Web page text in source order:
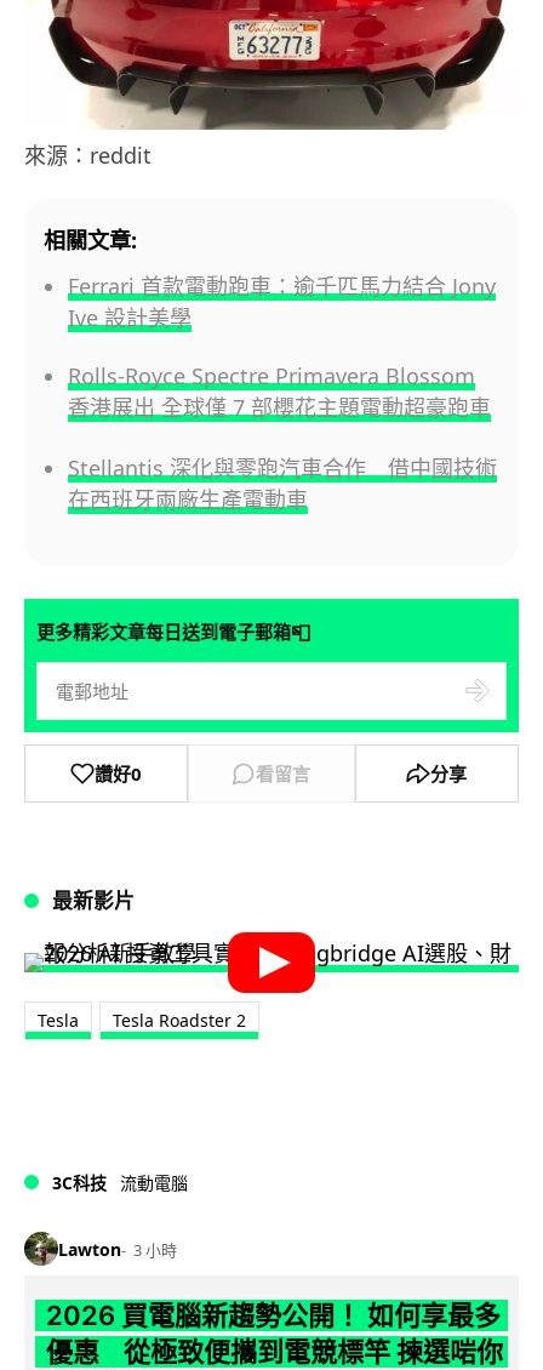
來源：reddit
相關文章:
Ferrari 首款電動跑車：逾千匹馬力結合 Jony
Ive 設計美學
Rolls-Royce Spectre Primavera Blossom
香港展出 全球僅 7 部櫻花主題電動超豪跑車
Stellantis 深化與零跑汽車合作 借中國技術
在西班牙兩廠生產電動車
更多精彩文章每日送到電子郵箱📮
讚好0 看留言 分享
最新影片
Tesla Tesla Roadster 2
3C科技 流動電腦
Lawton 3 小時
2026 買電腦新趨勢公開！ 如何享最多
優惠 從極致便攜到電競標竿 揀選啱你